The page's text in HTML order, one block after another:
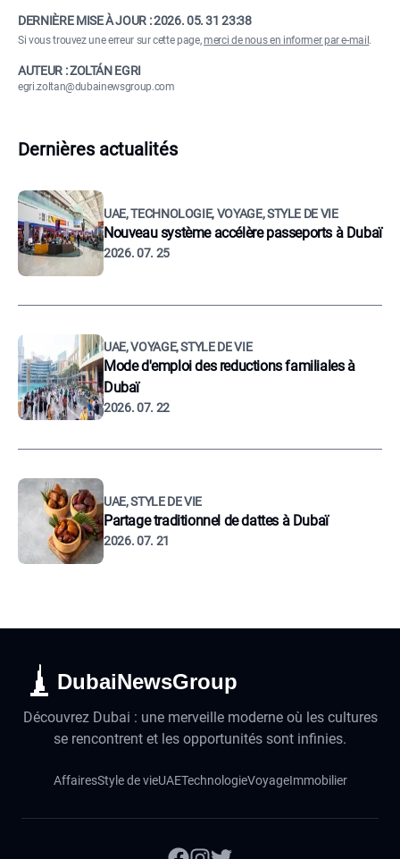
DERNIÈRE MISE À JOUR :2026. 05. 31 23:38
Si vous trouvez une erreur sur cette page,merci de nous en informer par e-mail .
AUTEUR : ZOLTÁN EGRI
egri.zoltan@dubainewsgroup.com
Dernières actualités
UAE, TECHNOLOGIE, VOYAGE, STYLE DE VIE
Nouveau système accélère passeports à Dubaï
2026. 07. 25
UAE, VOYAGE, STYLE DE VIE
Mode d'emploi des reductions familiales à
Dubaï
2026. 07. 22
UAE, STYLE DE VIE
Partage traditionnel de dattes à Dubaï
2026. 07. 21
DubaiNewsGroup
Découvrez Dubai : une merveille moderne où les cultures
se rencontrent et les opportunités sont infinies.
AffairesStyle de vieUAETechnologieVoyageImmobilier